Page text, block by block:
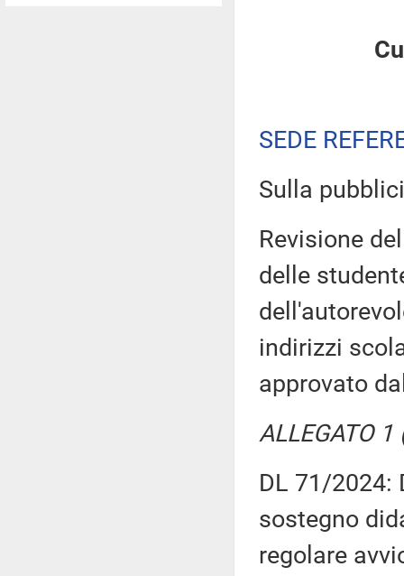
SEDE
Sulla
Revisione
delle
indirizzi
approvato
ALLEGATO
DL 71/2024:
sostegno
regolare